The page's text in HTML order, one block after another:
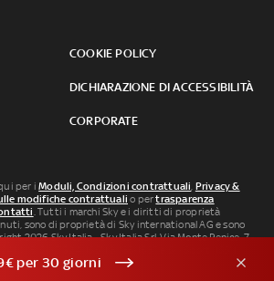
COOKIE POLICY
DICHIARAZIONE DI ACCESSIBILITÀ
CORPORATE
per iModuli, Condizioni contrattuali, Privacy &
modifiche contrattuali o pertrasparenza
. Tutti i marchi Sky e i diritti di proprietà
sono di proprietà di Sky international AG e sono
2026 Sky Italia - Sky Italia Srl Via Monte Penice, 7 -
SkyTG24: ISSN 3035-1537 e SkySport: ISSN
Abusiper 30 giorni